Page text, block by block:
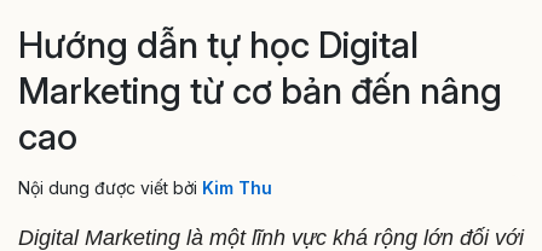
Hướng dẫn tự học Digital
Marketing từ cơ bản đến nâng
cao
Nội dung được viết bởi Kim Thu
Digital Marketing là một lĩnh vực khá rộng lớn đối với